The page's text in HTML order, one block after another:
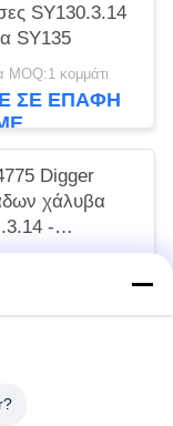
SY130.3.14
SY135
MOQ:1 κομμάτι
ΣΕ ΕΠΑΦΉ
Digger
χάλυβα
-